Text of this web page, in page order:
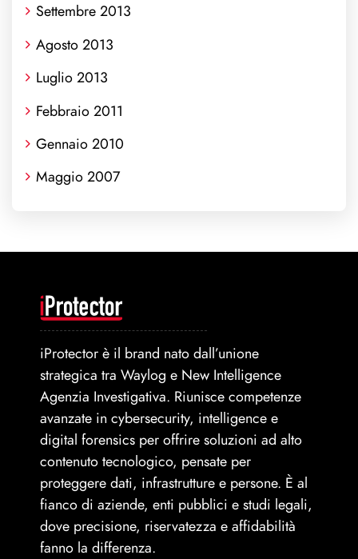
Settembre 2013
Agosto 2013
Luglio 2013
Febbraio 2011
Gennaio 2010
Maggio 2007
iProtector è il brand nato dall’unione
strategica tra Waylog e New Intelligence
Agenzia Investigativa. Riunisce competenze
avanzate in cybersecurity, intelligence e
digital forensics per offrire soluzioni ad alto
contenuto tecnologico, pensate per
proteggere dati, infrastrutture e persone. È al
fianco di aziende, enti pubblici e studi legali,
dove precisione, riservatezza e affidabilità
fanno la differenza.